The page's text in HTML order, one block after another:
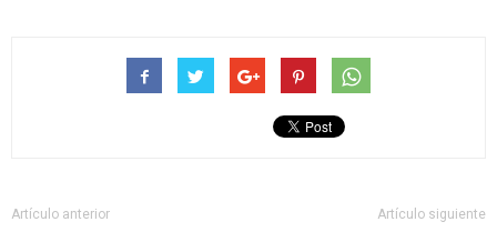
Artículo anterior Artículo siguiente